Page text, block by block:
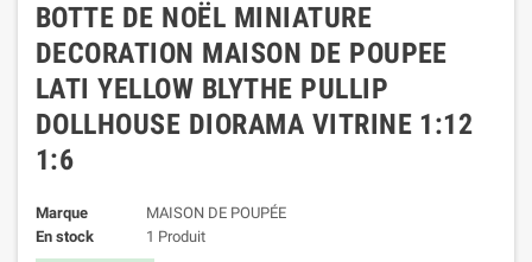
BOTTE DE NOËL MINIATURE
DECORATION MAISON DE POUPEE
LATI YELLOW BLYTHE PULLIP
DOLLHOUSE DIORAMA VITRINE 1:12
1:6
Marque
MAISON DE POUPÉE
En stock
1 Produit